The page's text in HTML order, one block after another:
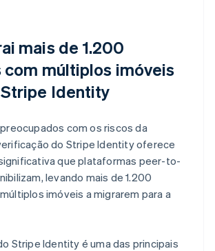
mais de 1.200
múltiplos imóveis
Identity
com os riscos da
do Stripe Identity oferece
que plataformas peer-to-
levando mais de 1.200
imóveis a migrarem para a
Stripe Identity é uma das principais